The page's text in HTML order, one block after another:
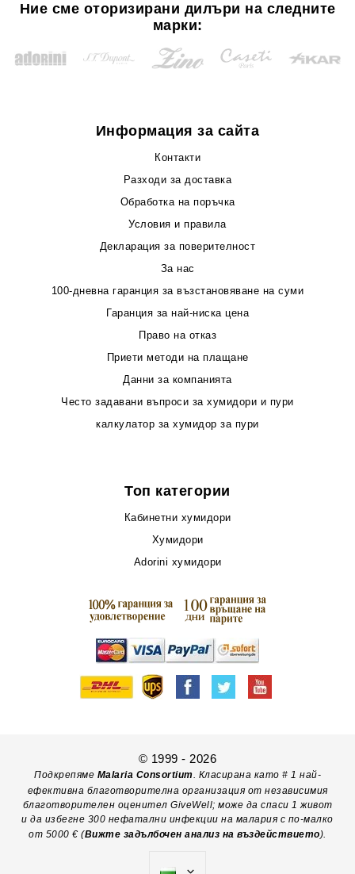
Ние сме оторизирани дилъри на следните
марки:
Информация за сайта
Контакти
Разходи за доставка
Обработка на поръчка
Условия и правила
Декларация за поверителност
За нас
100-дневна гаранция за възстановяване на суми
Гаранция за най-ниска цена
Право на отказ
Приети методи на плащане
Данни за компанията
Често задавани въпроси за хумидори и пури
калкулатор за хумидор за пури
Топ категории
Кабинетни хумидори
Хумидори
Adorini хумидори
© 1999 - 2026
Подкрепяме Malaria Consortium. Класирана като # 1 най-
ефективна благотворителна организация от независимия
благотворителен оценител GiveWell; може да спаси 1 живот
и да избегне 300 нефатални инфекции на малария с по-малко
от 5000 € (Вижте задълбочен анализ на въздействието).